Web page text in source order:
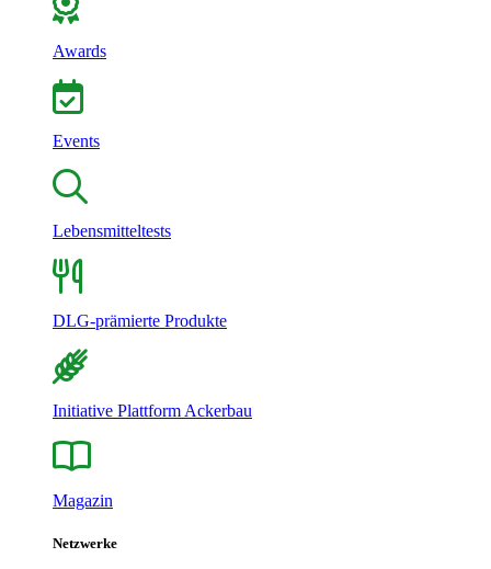
Awards
Events
Lebensmitteltests
DLG-prämierte Produkte
Initiative Plattform Ackerbau
Magazin
Netzwerke